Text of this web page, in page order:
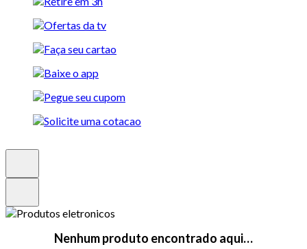
Nenhum produto encontrado aqui…